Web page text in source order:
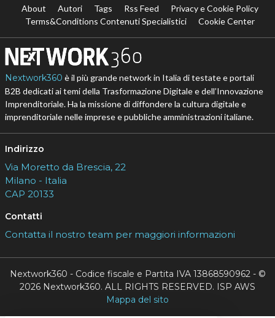
About Autori Tags Rss Feed
Privacy e Cookie Policy
Terms&Conditions Contenuti Specialistici
Cookie Center
Nextwork360 è il più grande network in Italia di testate e portali
B2B dedicati ai temi della Trasformazione Digitale e dell’Innovazione
Imprenditoriale. Ha la missione di diffondere la cultura digitale e
imprenditoriale nelle imprese e pubbliche amministrazioni italiane.
Indirizzo
Via Moretto da Brescia, 22
Milano - Italia
CAP 20133
Contatti
Contatta il nostro team per maggiori informazioni
Nextwork360 - Codice fiscale e Partita IVA 13868590962 - ©
2026 Nextwork360. ALL RIGHTS RESERVED. ISP AWS
Mappa del sito